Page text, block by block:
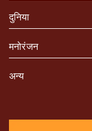
दुनिया
मनोरंजन
अन्य